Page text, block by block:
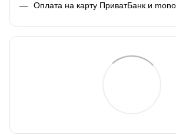
Оплата на карту ПриватБанк и